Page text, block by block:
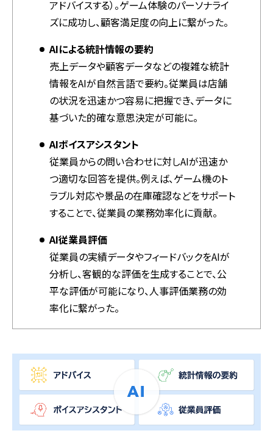
アドバイスする）。ゲーム体験のパーソナライ
ズに成功し、顧客満足度の向上に繋がった。
AIによる統計情報の要約
売上データや顧客データなどの複雑な統計
情報をAIが自然言語で要約。従業員は店舗
の状況を迅速かつ容易に把握でき、データに
基づいた的確な意思決定が可能に。
AIボイスアシスタント
従業員からの問い合わせに対しAIが迅速か
つ適切な回答を提供。例えば、ゲーム機のト
ラブル対応や景品の在庫確認などをサポート
することで、従業員の業務効率化に貢献。
AI従業員評価
従業員の実績データやフィードバックをAIが
分析し、客観的な評価を生成することで、公
平な評価が可能になり、人事評価業務の効
率化に繋がった。